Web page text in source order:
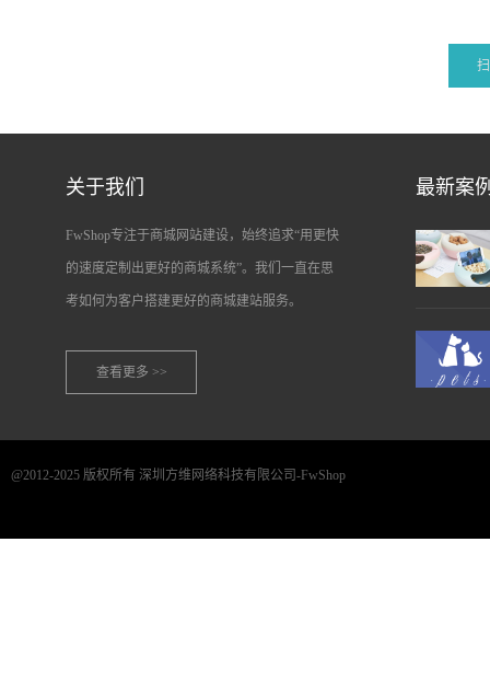
关于我们
FwShop专注于商城网站建设，始终追求“用更快
的速度定制出更好的商城系统”。我们一直在思
考如何为客户搭建更好的商城建站服务。
查看更多 >>
最新案
@2012-2025 版权所有 深圳方维网络科技有限公司-FwShop